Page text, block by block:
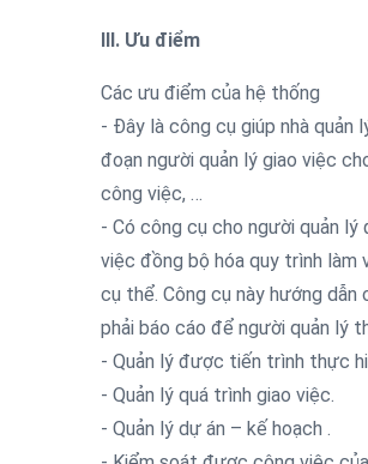
III. Ưu điểm
Các ưu điểm của hệ thống
- Đây là công cụ giúp nhà
đoạn người quản lý giao việc
công việc, …
- Có công cụ cho người quản
việc đồng bộ hóa quy trình làm
cụ thể. Công cụ này hướng
phải báo cáo để người quản lý
- Quản lý được tiến trình thực
- Quản lý quá trình giao việc.
- Quản lý dự án – kế hoạch .